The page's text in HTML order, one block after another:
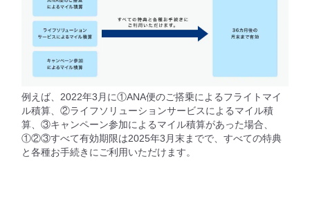
例えば、2022年3月に①ANA便のご搭乗によるフライトマイ
ル積算、②ライフソリューションサービスによるマイル積
算、③キャンペーン参加によるマイル積算があった場合、
①②③すべて有効期限は2025年3月末までで、すべての特典
と各種お手続きにご利用いただけます。